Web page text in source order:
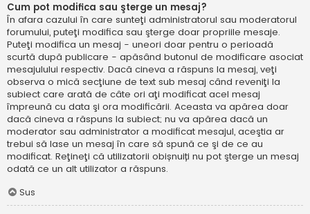
Cum pot modifica sau şterge un mesaj?
În afara cazului în care sunteţi administratorul sau moderatorul
forumului, puteţi modifica sau şterge doar propriile mesaje.
Puteţi modifica un mesaj - uneori doar pentru o perioadă
scurtă după publicare - apăsând butonul de modificare asociat
mesajulului respectiv. Dacă cineva a răspuns la mesaj, veţi
observa o mică secţiune de text sub mesaj când reveniţi la
subiect care arată de câte ori aţi modificat acel mesaj
împreună cu data şi ora modificării. Aceasta va apărea doar
dacă cineva a răspuns la subiect; nu va apărea dacă un
moderator sau administrator a modificat mesajul, aceştia ar
trebui să lase un mesaj în care să spună ce şi de ce au
modificat. Reţineţi că utilizatorii obișnuiți nu pot şterge un mesaj
odată ce un alt utilizator a răspuns.
Sus